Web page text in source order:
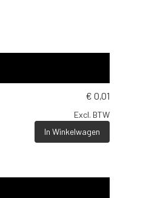
€ 0,01
Excl. BTW
In Winkelwagen